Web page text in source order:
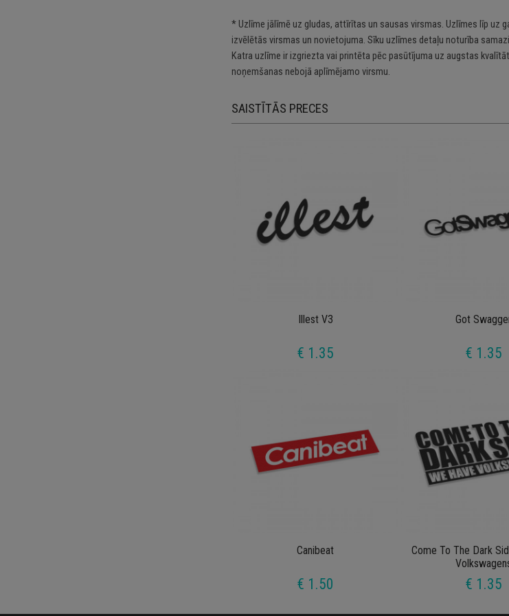
* Uzlīme jālīmē uz gludas, attīrītas un sausas virsmas. Uzlīmes līp uz
izvēlētās virsmas un novietojuma. Sīku uzlīmes detaļu noturība
Katra uzlīme ir izgriezta vai printēta pēc pasūtījuma uz augstas
noņemšanas nebojā aplīmējamo virsmu.
SAISTĪTĀS PRECES
Illest V3
€ 1.35
Got
€ 1.35
Canibeat
€ 1.50
Come To The Dark
€ 1.35